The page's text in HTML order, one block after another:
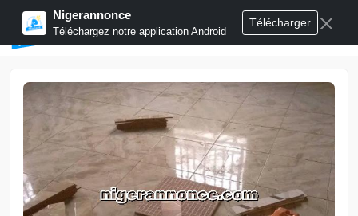
Nigerannonce
Téléchargez notre application Android
Télécharger
Publier annonces